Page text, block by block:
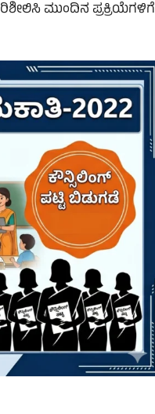
ಮುಂದಿನ ಪ್ರಕ್ರಿಯೆಗಳಿಗೆ